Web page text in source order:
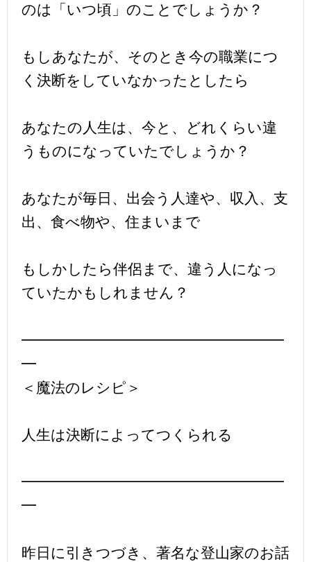
のは「いつ頃」のことでしょうか？
もしあなたが、そのとき今の職業につ
く決断をしていなかったとしたら
あなたの人生は、今と、どれくらい違
うものになっていたでしょうか？
あなたが毎日、出会う人達や、収入、支
出、食べ物や、住まいまで
もしかしたら伴侶まで、違う人になっ
ていたかもしれません？
━━━━━━━━━━━━━━━━━━
━
＜魔法のレシピ＞
人生は決断によってつくられる
━━━━━━━━━━━━━━━━━━
━
昨日に引きつづき、著名な登山家のお話